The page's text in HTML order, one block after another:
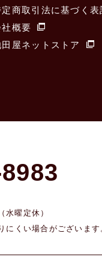
定商取引法に基づく表
社概要
田屋ネットストア
曜定休）
にくい場合がございます